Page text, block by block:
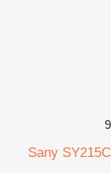
9
Sany SY215C